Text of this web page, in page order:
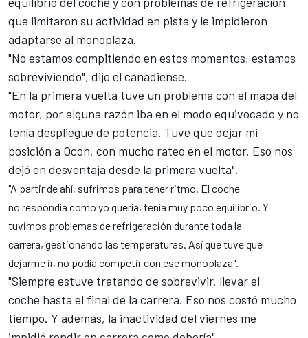
que limitaron su actividad en pista y le impidieron
adaptarse al monoplaza.
"No estamos compitiendo en estos momentos, estamos
sobreviviendo", dijo el canadiense.
"En la primera vuelta tuve un problema con el mapa del
motor, por alguna razón iba en el modo equivocado y no
tenía despliegue de potencia. Tuve que dejar mi
posición a Ocon, con mucho rateo en el motor. Eso nos
dejó en desventaja desde la primera vuelta".
"A partir de ahí, sufrimos para tener ritmo. El coche
no respondía como yo quería, tenía muy poco equilibrio. Y
tuvimos problemas de refrigeración durante toda la
carrera, gestionando las temperaturas. Así que tuve que
dejarme ir, no podía competir con ese monoplaza".
"Siempre estuve tratando de sobrevivir, llevar el
coche hasta el final de la carrera. Eso nos costó mucho
tiempo. Y además, la inactividad del viernes me